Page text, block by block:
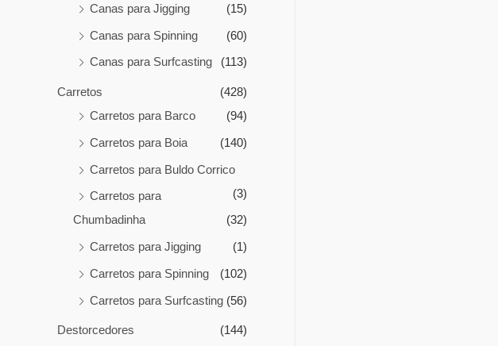
Canas para Jigging
(15)
Canas para Spinning
(60)
Canas para Surfcasting
(113)
Carretos
(428)
Carretos para Barco
(94)
Carretos para Boia
(140)
Carretos para Buldo Corrico
(3)
Carretos para
Chumbadinha
(32)
Carretos para Jigging
(1)
Carretos para Spinning
(102)
Carretos para Surfcasting (56)
Destorcedores
(144)